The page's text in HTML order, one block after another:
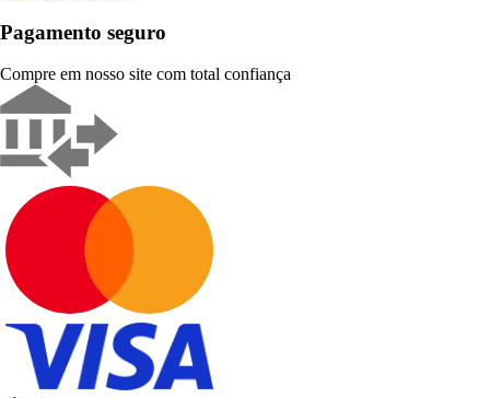
Pagamento seguro
Compre em nosso site com total confiança